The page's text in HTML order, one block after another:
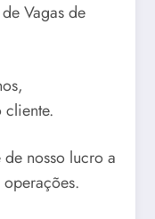
Vagas de
cliente.
nosso lucro a